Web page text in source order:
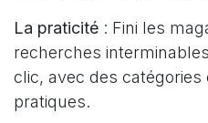
La praticité : Fini les
recherches
clic, avec des
pratiques.